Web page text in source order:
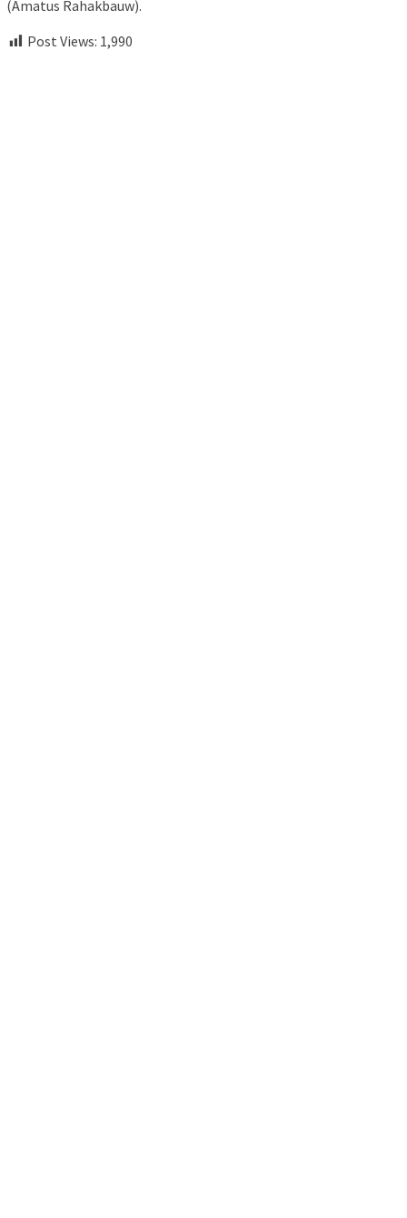
(Amatus Rahakbauw).
Post Views: 1,990